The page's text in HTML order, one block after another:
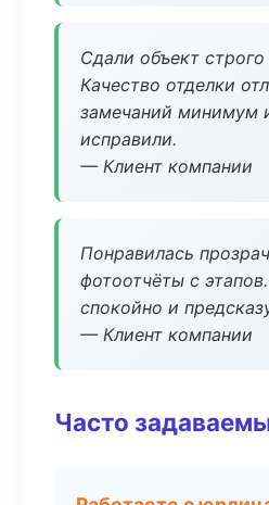
Сдали объект строго
Качество отделки
замечаний минимум
исправили.
— Клиент компании
Понравилась
фотоотчёты с
спокойно и
— Клиент компании
Часто